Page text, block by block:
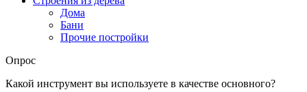
Дома
Бани
Прочие постройки
Опрос
Какой инструмент вы используете в качестве основного?